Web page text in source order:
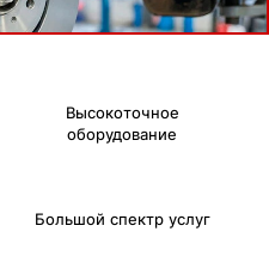
Высокоточное
оборудование
Большой спектр услуг